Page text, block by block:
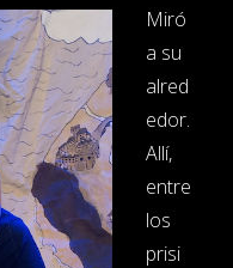
Miró
a su
alred
edor.
Allí,
entre
los
prisi